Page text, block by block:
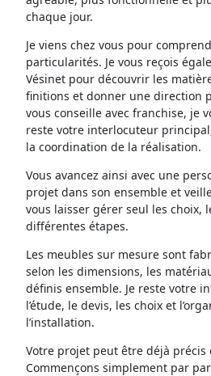
chaque jour.
Je viens chez vous pour
particularités. Je vous reçois
Vésinet pour découvrir les
finitions et donner une direction
vous conseille avec franchise, je
reste votre interlocuteur
la coordination de la réalisation.
Vous avancez ainsi avec une
projet dans son ensemble et
vous laisser gérer seul les choix,
différentes étapes.
Les meubles sur mesure sont
selon les dimensions, les
définis ensemble. Je reste votre
l’étude, le devis, les choix et
l’installation.
Votre projet peut être déjà précis
Commençons simplement par